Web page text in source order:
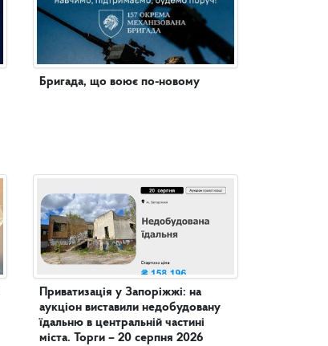
Бригада, що воює по-новому
Приватизація у Запоріжжі: на
аукціон виставили недобудовану
їдальню в центральній частині
міста. Торги – 20 серпня 2026